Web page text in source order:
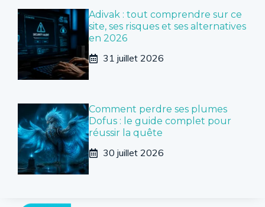
Adivak : tout comprendre sur ce
site, ses risques et ses alternatives
en 2026
31 juillet 2026
Comment perdre ses plumes
Dofus : le guide complet pour
réussir la quête
30 juillet 2026